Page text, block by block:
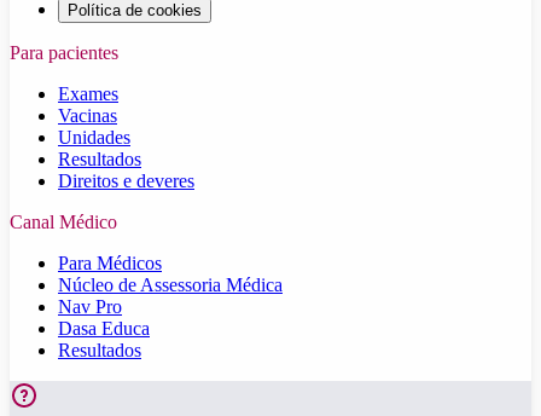
Política de cookies
Para pacientes
Exames
Vacinas
Unidades
Resultados
Direitos e deveres
Canal Médico
Para Médicos
Núcleo de Assessoria Médica
Nav Pro
Dasa Educa
Resultados